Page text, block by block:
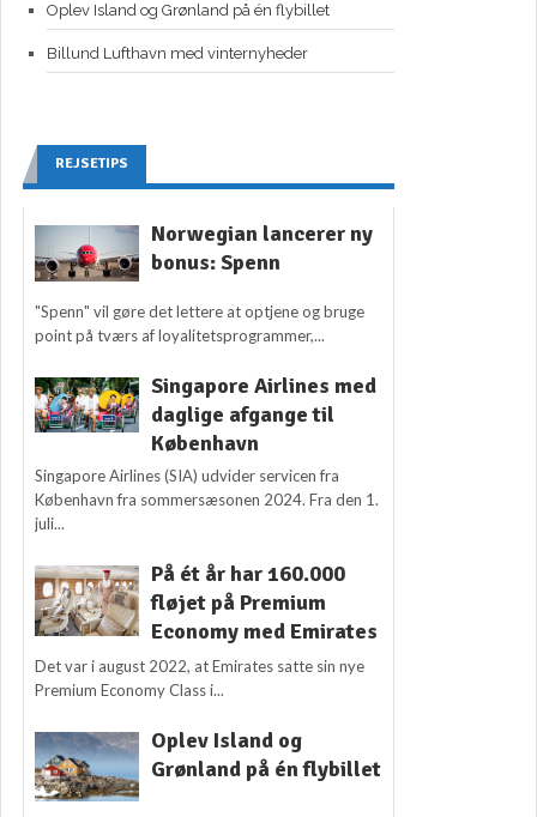
Oplev Island og Grønland på én flybillet
Billund Lufthavn med vinternyheder
REJSETIPS
Norwegian lancerer ny
bonus: Spenn
"Spenn" vil gøre det lettere at optjene og bruge
point på tværs af loyalitetsprogrammer,...
Singapore Airlines med
daglige afgange til
København
Singapore Airlines (SIA) udvider servicen fra
København fra sommersæsonen 2024. Fra den 1.
juli...
På ét år har 160.000
fløjet på Premium
Economy med Emirates
Det var i august 2022, at Emirates satte sin nye
Premium Economy Class i...
Oplev Island og
Grønland på én flybillet